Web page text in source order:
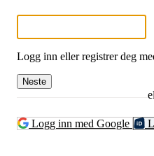
Logg inn eller registrer deg
Neste
Logg inn med Google